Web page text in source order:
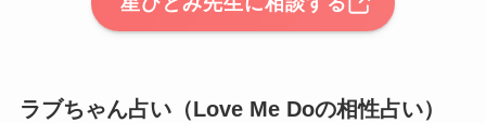
ラブちゃん占い（Love Me Doの相性占い）